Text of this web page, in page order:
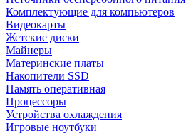
Комплектующие для компьютеров
Видеокарты
Жетские диски
Майнеры
Материнские платы
Накопители SSD
Память оперативная
Процессоры
Устройства охлаждения
Игровые ноутбуки